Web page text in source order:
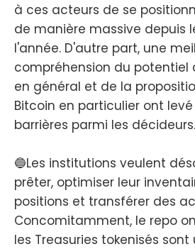
à ces acteurs de se
de manière massive depuis
l'année. D'autre part, une
compréhension du potentiel
en général et de la
Bitcoin en particulier ont
barrières parmi les décideurs.
🔵Les institutions veulent
prêter, optimiser leur
positions et transférer des
Concomitamment, le repo
les Treasuries tokenisés